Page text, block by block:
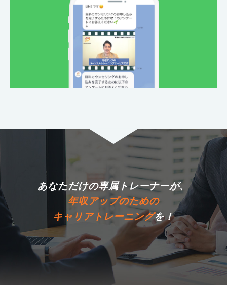
あなただけの専属トレーナーが、
年収アップのための
キャリアトレーニングを！